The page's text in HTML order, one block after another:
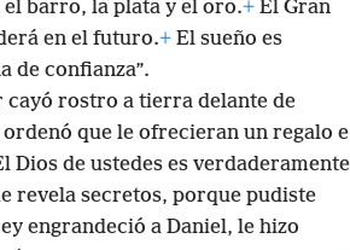
no con manos humanas, y la
barro, la plata y el oro.+El Gran
en el futuro.
de confianza”.
cayó rostro a tierra delante de
que le ofrecieran un regalo e
Dios de ustedes es verdaderamente
revela secretos, porque pudiste